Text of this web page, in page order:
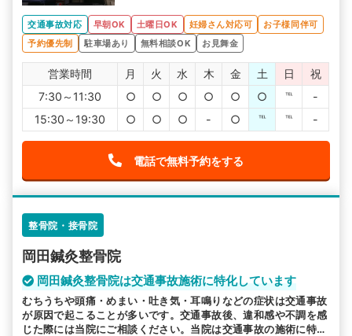
交通事故対応 早朝OK 土曜日OK 妊婦さん対応可
お子様同伴可
予約優先制
駐車場あり 無料相談OK お見舞金
営業時間 月 火 水 木 金 土 日
祝
7:30～11:30
○ ○ ○ ○ ○ ○ ℡
-
15:30～19:30
○ ○ ○ - ○ ℡ ℡ -
電話で無料予約をする
整骨院・接骨院
岡田鍼灸整骨院
岡田鍼灸整骨院は交通事故施術に特化しています
むちうちや頭痛・めまい・吐き気・耳鳴りなどの症状は交通事故
が原因で起こることが多いです。交通事故後、違和感や不調を感
じた際には当院にご相談ください。当院は交通事故の施術に特化